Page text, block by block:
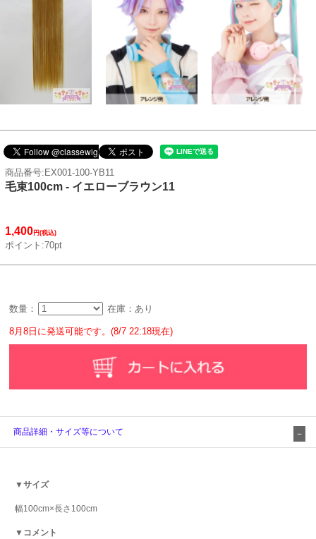
商品番号:EX001-100-YB11
毛束100cm - イエローブラウン11
1,400円(税込)
ポイント:70pt
数量： 在庫：あり
8月8日に発送可能です。(8/7 22:18現在)
商品詳細・サイズ等について
▼サイズ
幅100cm×長さ100cm
▼コメント